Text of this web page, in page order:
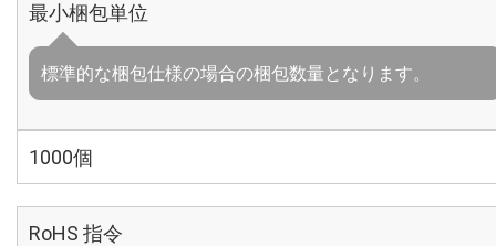
最小梱包単位
標準的な梱包仕様の場合の梱包数量となります。
1000個
RoHS 指令